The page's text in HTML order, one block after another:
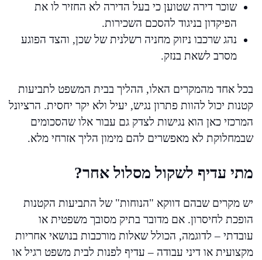
שוכר דירה שטוען כי בעל הדירה לא החזיר לו את
הפיקדון בניגוד להסכם השכירות.
נהג שרכבו ניזוק מחניה רשלנית של שכן, והצד הפוגע
מסרב לשאת בנזק.
בכל אחד מהמקרים האלו, ההליך בבית המשפט לתביעות
קטנות יכול להוות פתרון נגיש, יעיל ולא יקר יחסית. הרציונל
המרכזי כאן הוא נגישות לצדק גם עבור אלו שהסכומים
שבמחלוקת לא מאפשרים להם מימון הליך אזרחי מלא.
מתי עדיף לשקול מסלול אחר?
יש מקרים שבהם דווקא "הנוחות" של התביעות הקטנות
הופכת לחיסרון. אם מדובר בתיק מסובך משפטית או
עובדתי – לדוגמה, הכולל שאלות מורכבות בנושאי אחריות
מקצועית או דיני עבודה – עדיף לפנות לבית משפט רגיל או